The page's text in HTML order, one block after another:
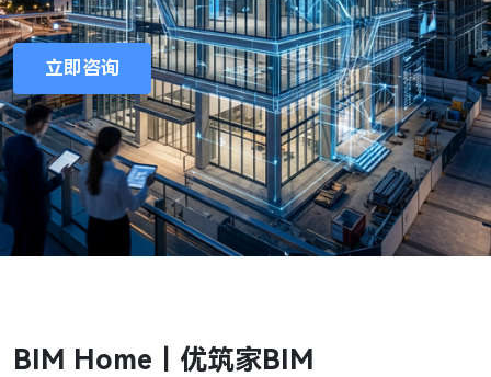
立即咨询
BIM Home｜优筑家BIM